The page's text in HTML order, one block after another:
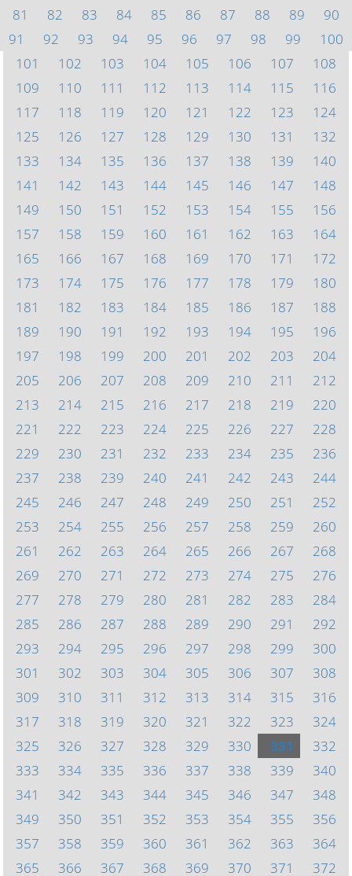
81
82 83 84 85 86 87 88 89
90
91
92 93 94 95 96 97 98 99
100
101
102 103 104 105 106 107
108
109
110 111 112 113 114 115
116
117
118 119 120 121 122 123
124
125
126 127 128 129 130 131
132
133
134 135 136 137 138 139
140
141
142 143 144 145 146 147
148
149
150 151 152 153 154 155
156
157
158 159 160 161 162 163
164
165
166 167 168 169 170 171
172
173
174 175 176 177 178 179
180
181
182 183 184 185 186 187
188
189
190 191 192 193 194 195
196
197
198 199 200 201 202 203
204
205
206 207 208 209 210 211
212
213
214 215 216 217 218 219
220
221
222 223 224 225 226 227
228
229
230 231 232 233 234 235
236
237
238 239 240 241 242 243
244
245
246 247 248 249 250 251
252
253
254 255 256 257 258 259
260
261
262 263 264 265 266 267
268
269
270 271 272 273 274 275
276
277
278 279 280 281 282 283
284
285
286 287 288 289 290 291
292
293
294 295 296 297 298 299
300
301
302 303 304 305 306 307
308
309
310 311 312 313 314 315
316
317
318 319 320 321 322 323
324
325
326 327 328 329 330 331
332
333
334 335 336 337 338 339
340
341
342 343 344 345 346 347
348
349
350 351 352 353 354 355
356
357
358 359 360 361 362 363
364
365
366 367 368 369 370 371 372